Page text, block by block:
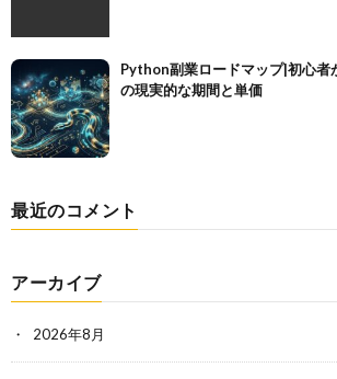
Python副業ロードマップ|初心者
の現実的な期間と単価
最近のコメント
アーカイブ
2026年8月